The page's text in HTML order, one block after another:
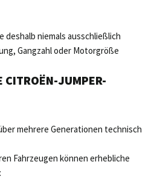
deshalb niemals ausschließlich
Gangzahl oder Motorgröße
CITROËN-JUMPER-
mehrere Generationen technisch
Fahrzeugen können erhebliche